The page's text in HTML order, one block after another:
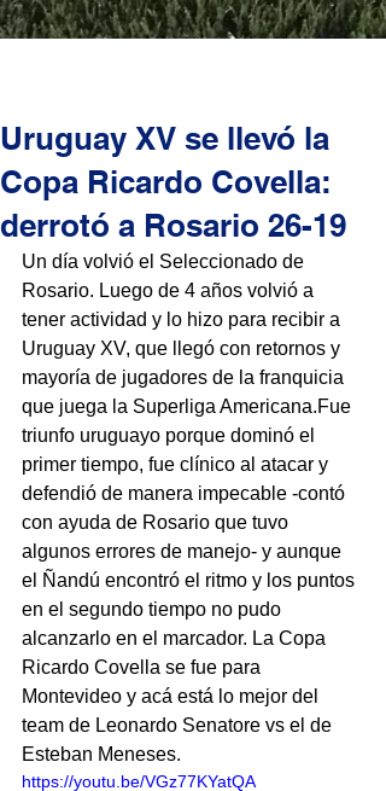
Uruguay XV se llevó la
Copa Ricardo Covella:
derrotó a Rosario 26-19
Un día volvió el Seleccionado de
Rosario. Luego de 4 años volvió a
tener actividad y lo hizo para recibir a
Uruguay XV, que llegó con retornos y
mayoría de jugadores de la franquicia
que juega la Superliga Americana.Fue
triunfo uruguayo porque dominó el
primer tiempo, fue clínico al atacar y
defendió de manera impecable -contó
con ayuda de Rosario que tuvo
algunos errores de manejo- y aunque
el Ñandú encontró el ritmo y los puntos
en el segundo tiempo no pudo
alcanzarlo en el marcador. La Copa
Ricardo Covella se fue para
Montevideo y acá está lo mejor del
team de Leonardo Senatore vs el de
Esteban Meneses.
https://youtu.be/VGz77KYatQA